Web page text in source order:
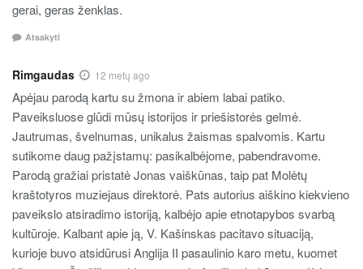
gerai, geras ženklas.
Atsakyti
Rimgaudas 12 metų ago
Apėjau parodą kartu su žmona ir abiem labai patiko.
Paveiksluose glūdi mūsų istorijos ir priešistorės gelmė.
Jautrumas, švelnumas, unikalus žaismas spalvomis. Kartu
sutikome daug pažįstamų: pasikalbėjome, pabendravome.
Parodą gražiai pristatė Jonas vaiškūnas, taip pat Molėtų
kraštotyros muziejaus direktorė. Pats autorius aiškino kiekvieno
paveikslo atsiradimo istoriją, kalbėjo apie etnotapybos svarbą
kultūroje. Kalbant apie ją, V. Kašinskas pacitavo situaciją,
kurioje buvo atsidūrusi Anglija II pasaulinio karo metu, kuomet